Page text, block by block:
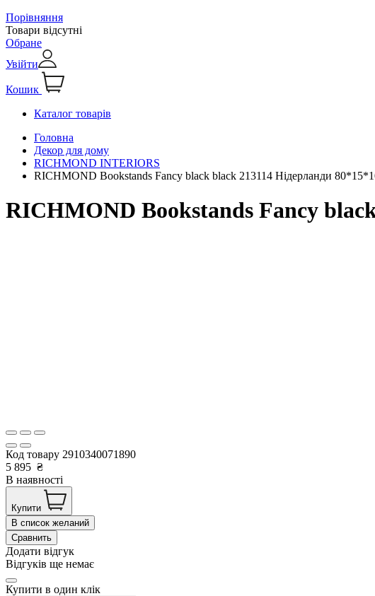
Порівняння
Товари відсутні
Обране
Увійти
Кошик
Каталог товарів
Головна
Декор для дому
RICHMOND INTERIORS
RICHMOND Bookstands Fancy black black 213114 Нідерланди
RICHMOND Bookstands Fancy
Код товару 2910340071890
5 895 ₴
В наявності
Купити
В список желаний
Сравнить
Додати відгук
Відгуків ще немає
Купити в один клік